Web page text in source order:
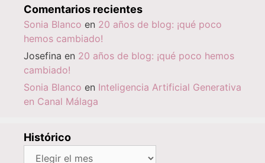
Comentarios recientes
Sonia Blanco en 20 años de blog: ¡qué poco
hemos cambiado!
Josefina en 20 años de blog: ¡qué poco hemos
cambiado!
Sonia Blanco en Inteligencia Artificial Generativa
en Canal Málaga
Histórico
Histórico